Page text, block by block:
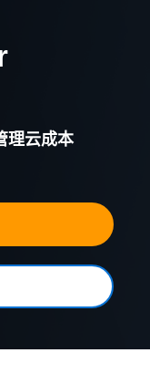
理云成本